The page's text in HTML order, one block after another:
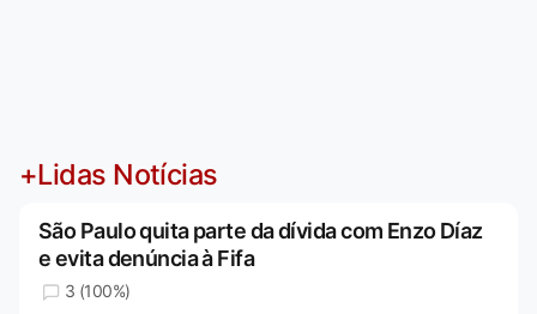
+Lidas Notícias
São Paulo quita parte da dívida com Enzo Díaz
e evita denúncia à Fifa
3 (100%)